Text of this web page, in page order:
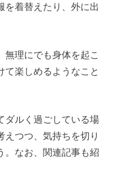
を着替えたり、外に出
無理にでも身体を起こ
て楽しめるようなこと
ダルく過ごしている場
えつつ、気持ちを切り
。なお、関連記事も紹